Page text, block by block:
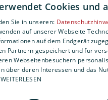
Cookies und
Sie in unseren:
auf unserer Webseite
auf dem Endgerät
Partnern gespeichert und für
Webseitenbesuchern
über deren Interessen und das